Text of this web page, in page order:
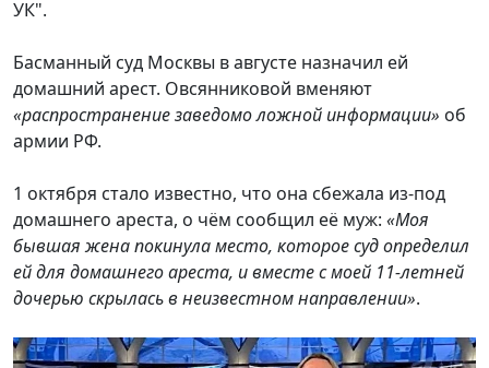
УК".
Басманный суд Москвы в августе назначил ей
домашний арест. Овсянниковой вменяют
«распространение заведомо ложной информации» об
армии РФ.
1 октября стало известно, что она сбежала из-под
домашнего ареста, о чём сообщил её муж: «Моя
бывшая жена покинула место, которое суд определил
ей для домашнего ареста, и вместе с моей 11-летней
дочерью скрылась в неизвестном направлении».